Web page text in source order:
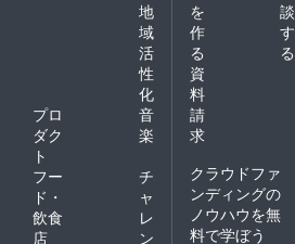
地
域
活
性
化
プロ
ダク
ト
音
楽
フー
ド・
飲食
店
チ
ャ
レ
ン
を
作
る
談
す
る
資
料
請
求
クラウドファ
ンディングの
ノウハウを無
料で学ぼう